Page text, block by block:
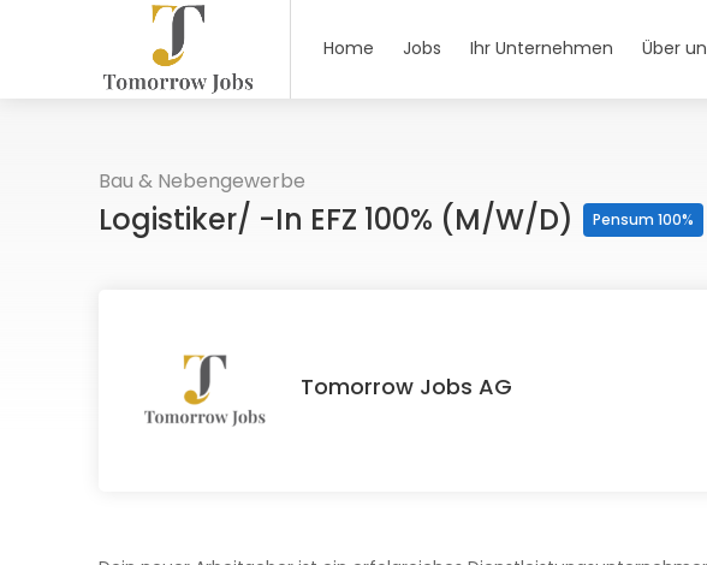
Home Jobs Ihr Unternehmen Über
Bau & Nebengewerbe
Logistiker/ -in EFZ 100% (m/w/d) Pensum 100%
Tomorrow Jobs AG